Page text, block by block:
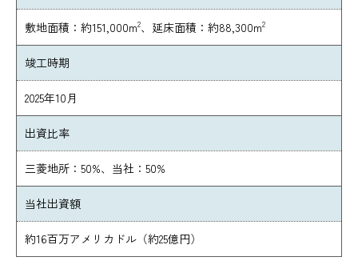
敷地面積：約151,000m2、延床面積：約88,300m2
竣工時期
2025年10月
出資比率
三菱地所：50%、当社：50%
当社出資額
約16百万アメリカドル（約25億円）